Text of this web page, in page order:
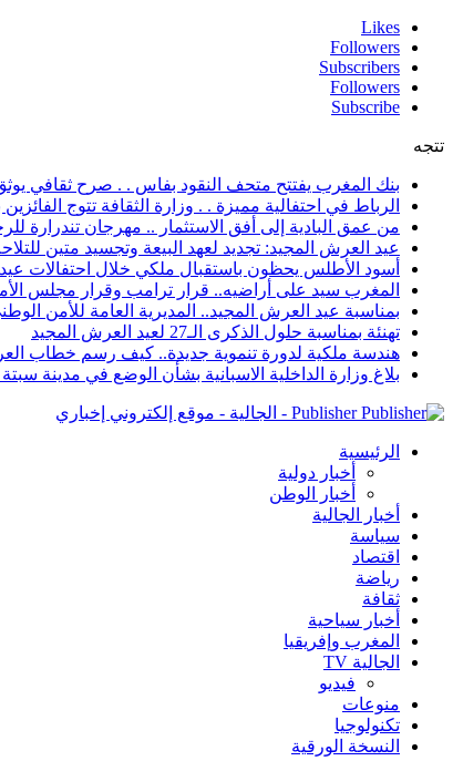
Likes
Followers
Subscribers
Followers
Subscribe
تتجه
بنك المغرب يفتتح متحف النقود بفاس . . صرح ثقافي يوثق
الرباط في احتفالية مميزة . . وزارة الثقافة تتوج الفائزين
من عمق البادية إلى أفق الاستثمار .. مهرجان تندرارة
عيد العرش المجيد: تجديد لعهد البيعة وتجسيد متين
أسود الأطلس يحظون باستقبال ملكي خلال احتفالات
المغرب سيد على أراضيه.. قرار ترامب وقرار مجلس الأمن 2797 يعززان الزخم
بمناسبة عيد العرش المجيد.. المديرية العامة للأمن
تهنئة بمناسبة حلول الذكرى الـ27 لعيد العرش المجيد
هندسة ملكية لدورة تنموية جديدة.. كيف رسم خطاب
بلاغ وزارة الداخلية الاسبانية بشأن الوضع في مدينة سبتة
Publisher - الجالية - موقع إلكتروني إخباري
الرئيسية
أخبار دولية
أخبار الوطن
أخبار الجالية
سياسة
اقتصاد
رياضة
ثقافة
أخبار سياحية
المغرب وإفريقيا
الجالية TV
فيديو
منوعات
تكنولوجيا
النسخة الورقية